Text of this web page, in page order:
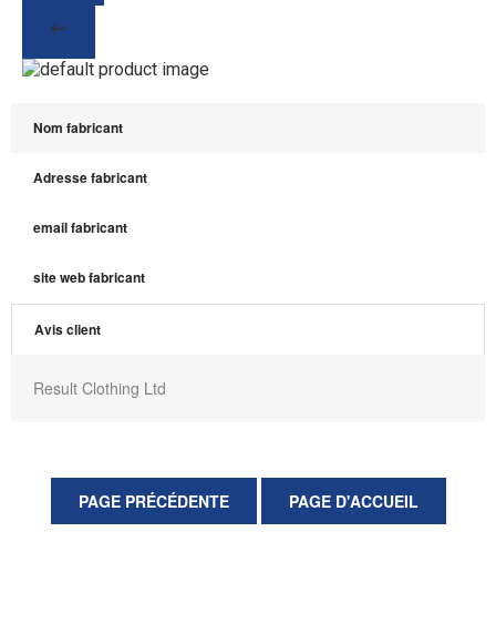
Nom fabricant
Adresse fabricant
email fabricant
site web fabricant
Avis client
Result Clothing Ltd